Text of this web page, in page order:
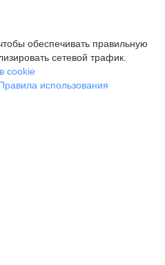
обеспечивать правильную
сетевой трафик.
cookie
использования